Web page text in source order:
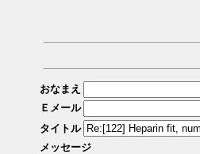
おなまえ
Ｅメール
タイトル
メッセージ